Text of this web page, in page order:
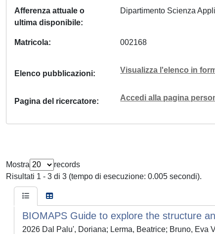
Afferenza attuale o
ultima disponibile
Dipartimento Scienza
Matricola 002168
Elenco pubblicazioni Visualizza l'elenco in
Pagina del ricercatore Accedi alla pagina
Mostra
records
Risultati 1 - 3 di 3 (tempo di esecuzione: 0.005 secondi).
BIOMAPS Guide to explore the structure
2026 Dal Palu', Doriana; Lerma, Beatrice; Bruno, Eva